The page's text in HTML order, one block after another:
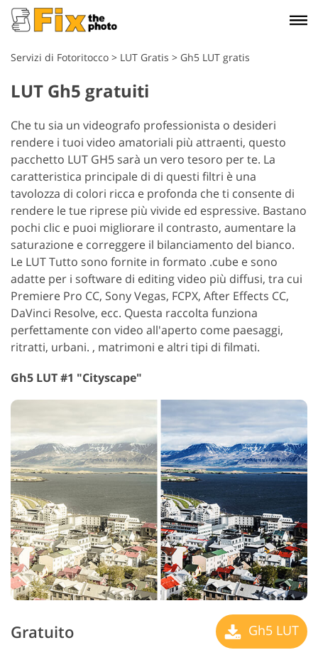
Servizi di Fotoritocco > LUT Gratis > Gh5 LUT gratis
LUT Gh5 gratuiti
Che tu sia un videografo professionista o desideri
rendere i tuoi video amatoriali più attraenti, questo
pacchetto LUT GH5 sarà un vero tesoro per te. La
caratteristica principale di di questi filtri è una
tavolozza di colori ricca e profonda che ti consente di
rendere le tue riprese più vivide ed espressive. Bastano
pochi clic e puoi migliorare il contrasto, aumentare la
saturazione e correggere il bilanciamento del bianco.
Le LUT Tutto sono fornite in formato .cube e sono
adatte per i software di editing video più diffusi, tra cui
Premiere Pro CC, Sony Vegas, FCPX, After Effects CC,
DaVinci Resolve, ecc. Questa raccolta funziona
perfettamente con video all'aperto come paesaggi,
ritratti, urbani. , matrimoni e altri tipi di filmati.
Gh5 LUT #1 "Cityscape"
Gratuito Gh5 LUT